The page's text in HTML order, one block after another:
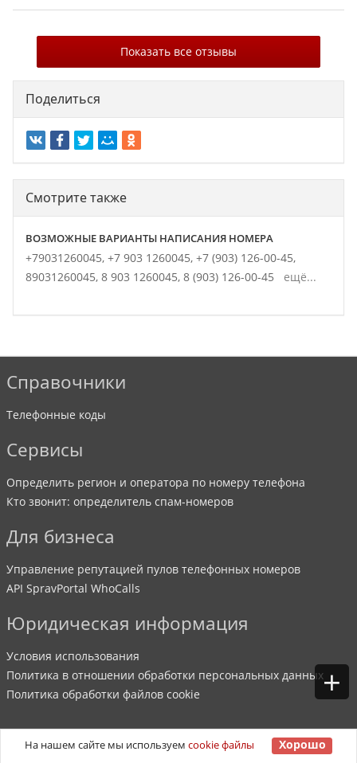
Показать все отзывы
+
Поделиться
Смотрите также
ВОЗМОЖНЫЕ ВАРИАНТЫ НАПИСАНИЯ НОМЕРА
+79031260045, +7 903 1260045, +7 (903) 126-00-45,
89031260045, 8 903 1260045, 8 (903) 126-00-45 ещё...
Справочники
Телефонные коды
Сервисы
Определить регион и оператора по номеру телефона
Кто звонит: определитель спам-номеров
Для бизнеса
Управление репутацией пулов телефонных номеров
API SpravPortal WhoCalls
Юридическая информация
Условия использования
Политика в отношении обработки персональных данных
Политика обработки файлов cookie
©2007-2026 SpravPortal. Все права защищены.
На нашем сайте мы используемcookie файлы Хорошо